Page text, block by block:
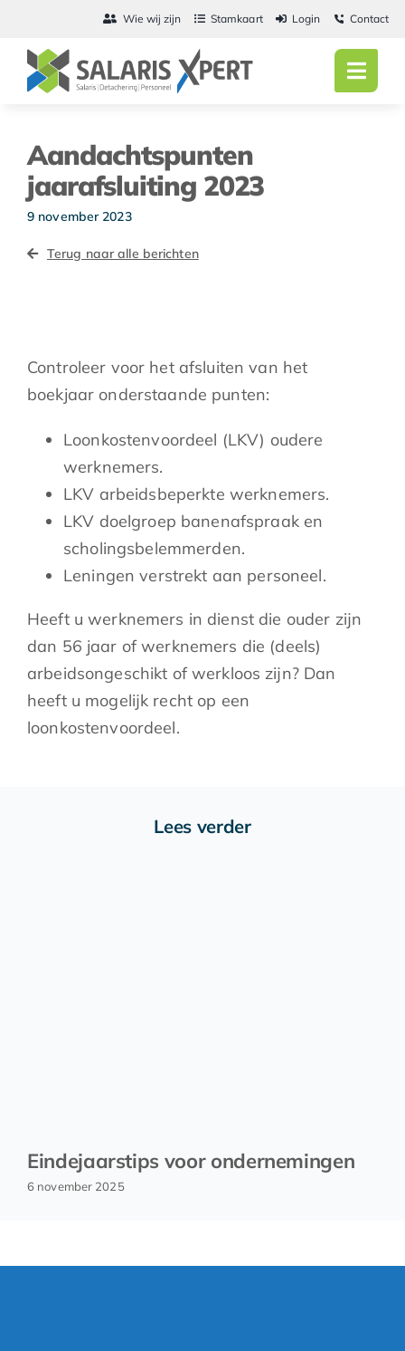
inhoud
Wie wij zijn Stamkaart Login Contact
Aandachtspunten
jaarafsluiting 2023
9 november 2023
Terug naar alle berichten
Controleer voor het afsluiten van het
boekjaar onderstaande punten:
Loonkostenvoordeel (LKV) oudere
werknemers.
LKV arbeidsbeperkte werknemers.
LKV doelgroep banenafspraak en
scholingsbelemmerden.
Leningen verstrekt aan personeel.
Heeft u werknemers in dienst die ouder zijn
dan 56 jaar of werknemers die (deels)
arbeidsongeschikt of werkloos zijn? Dan
heeft u mogelijk recht op een
loonkostenvoordeel.
Lees verder
Eindejaarstips voor ondernemingen
6 november 2025